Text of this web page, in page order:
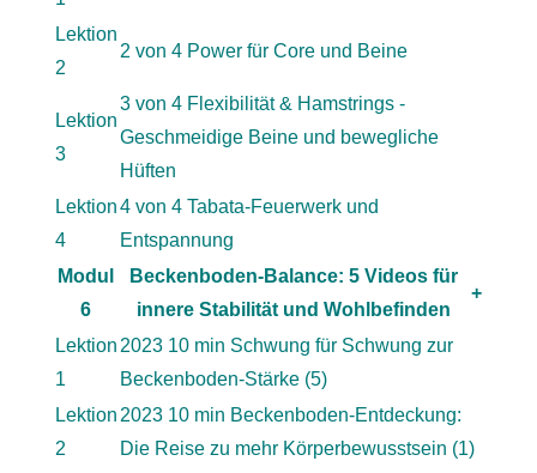
Lektion
2
2 von 4 Power für Core und Beine
Lektion
3
3 von 4 Flexibilität & Hamstrings -
Geschmeidige Beine und bewegliche
Hüften
Lektion
4
4 von 4 Tabata-Feuerwerk und
Entspannung
Modul
6
Beckenboden-Balance: 5 Videos für
innere Stabilität und Wohlbefinden
+
Lektion
1
2023 10 min Schwung für Schwung zur
Beckenboden-Stärke (5)
Lektion
2
2023 10 min Beckenboden-Entdeckung:
Die Reise zu mehr Körperbewusstsein (1)